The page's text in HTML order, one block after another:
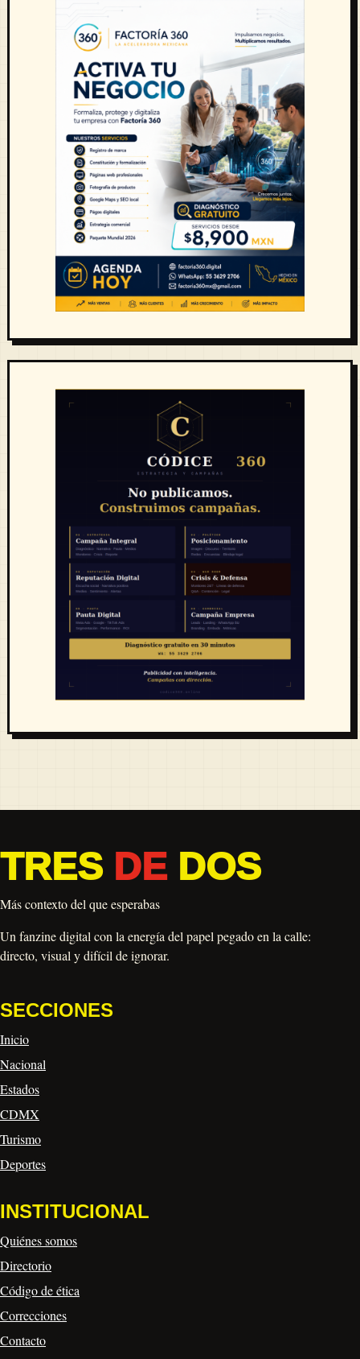
TRES DEDOS
Más contexto del que esperabas
Un fanzine digital con la energía del papel pegado en la calle:
directo, visual y difícil de ignorar.
SECCIONES
Inicio
Nacional
Estados
CDMX
Turismo
Deportes
INSTITUCIONAL
Quiénes somos
Directorio
Código de ética
Correcciones
Contacto